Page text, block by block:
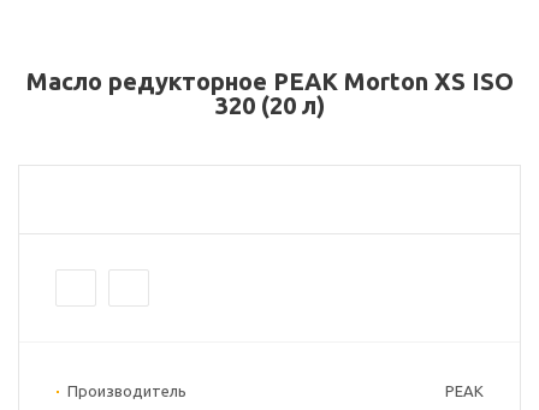
Масло редукторное PEAK Morton XS ISO
320 (20 л)
Производитель
PEAK